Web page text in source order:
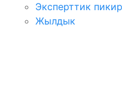
Эксперттик пикир
Жылдык